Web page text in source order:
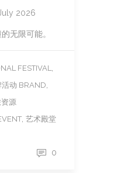
2026
无限可能。
FESTIVAL
活动 BRAND
源
艺术殿堂
0